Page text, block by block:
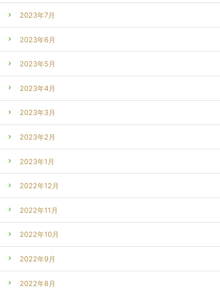
2023年7月
2023年6月
2023年5月
2023年4月
2023年3月
2023年2月
2023年1月
2022年12月
2022年11月
2022年10月
2022年9月
2022年8月